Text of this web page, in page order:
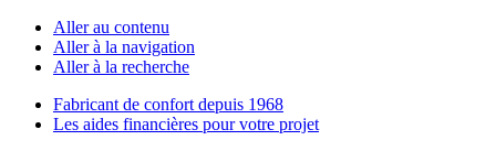
Aller au contenu
Aller à la navigation
Aller à la recherche
Fabricant de confort depuis 1968
Les aides financières pour votre projet